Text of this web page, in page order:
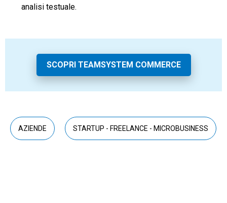
analisi testuale.
SCOPRI TEAMSYSTEM COMMERCE
AZIENDE STARTUP - FREELANCE - MICROBUSINESS